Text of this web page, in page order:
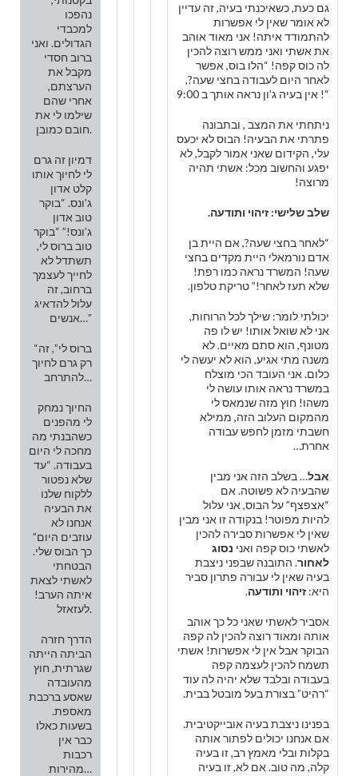
נהפכו
למכבדי
הגדולים. ואני
ברוב חסדי
מקבל את
הערצתם,
אחרי שהם
שילמו לי את
חובם כמובן.
דמיון זה גרם
לי לחיוך אותו
קלט אדון
ג’ונס. “בוקר
טוב אדון
ג’ונס!” “בוקר
טוב ברוס לי,
תשתדל לא
לחייך לעצמך
ברחוב, זה
עלול להדאיג
אנשים…”
“ברוס לי”, זה
רק גרם לחיוך
להתרחב…
החיוך נמחק
לי מהפנים
כשהבנתי מה
מחכה לי היום
בעבודה. “עד
שלא נפטור
ללקוח שלנו
את הבעיה
אנחנו לא
עוזבים היום”
כך הבוס שלי.
הבטחתי
לאשתי לצאת
איתה הערב!
לעזאזל.
הדרך חזרה
הביתה הייתה
שגרתית, חוץ
מהעובדה
שאסע ברכבת
מאספת.
בשעות כאלו
כבר אין
רכבות
מהירות…
גם כעת, כשאיכנתי בעיה, זה עדיין
לא אומר שאין לי אפשרות
להתמודד איתה! אני מאוד אוהב
את אשתי ואני ממש רוצה להכין
לה כוס קפה! “הלו בוס, אפשר
לאחר היום לעבודה בחצי שעה?,
“! אין בעיה ג’ון נראה אותך ב 9:00
ניתחתי את המצב , ובתבונה
פתרתי את הבעיה! הבוס לא יכעס
עלי, הקידום שאני אמור לקבל, לא
יפגע והחשוב מכל: אשתי תהיה
מרוצה!
שלב שלישי: זיהוי ותודעה.
“לאחר בחצי שעה?, אם היית בן
אדם נורמאלי היית מקדים בחצי
שעה! המשרד נראה כמו רפת!
שלא תעז לאחר!” טריקת טלפון.
יכולתי לומר: שילך לכל הרוחות,
אני לא שואל אותו! יש לו פה
מטונף, הוא סתם מאיים. לא
משנה מתי אגיע, הוא לא יעשה לי
כלום. אני העובד הכי מוצלח
במשרד נראה אותו עושה לי
משהו! חוץ מזה שנמאס לי
מהמקום העלוב הזה, ממילא
חשבתי מזמן לחפש עבודה
אחרת…
אבל… בשלב הזה אני מבין
שהבעיה לא פשוטה. אם
“אצפצף” על הבוס, אני עלול
להיות מפוטר! בנקודה זו אני מבין
שאין לי אפשרות סבירה להכין
לאשתי כוס קפה ואני נסוג
לאחור. התובנה שבפני ניצבת
בעיה שאין לי עבורה פתרון סביר
היא: זיהוי ותודעה.
אסביר לאשתי שאני כל כך אוהב
אותה ומאוד רוצה להכין לה קפה
הבוקר אבל אין לי אפשרות! אשתי
תשמח להכין לעצמה קפה
בעבודה ובלבד שלא יהיה לה עוד
“רהיט” בצורת בעל מובטל בבית.
בפנינו ניצבת בעיה אובייקטיבית.
אם אנחנו יכולים לפתור אותה
בקלות ובלי מאמץ רב, זו בעיה
קלה, מה טוב. אם לא, זו בעיה